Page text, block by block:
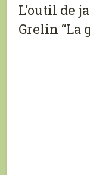
L’outil de
Grelin “La